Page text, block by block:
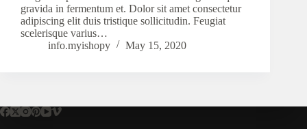
gravida in fermentum et. Dolor sit amet consectetur
adipiscing elit duis tristique sollicitudin. Feugiat
scelerisque varius…
info.myishopy
May 15, 2020